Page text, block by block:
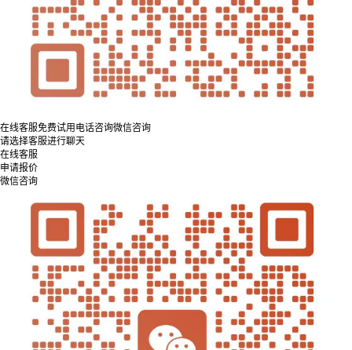
在线客服免费试用 电话咨询微信咨询
请选择客服进行聊天
在线客服
申请报价
微信咨询